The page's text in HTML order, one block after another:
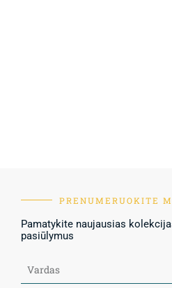
PRENUMERUOKITE
Pamatykite naujausias
pasiūlymus